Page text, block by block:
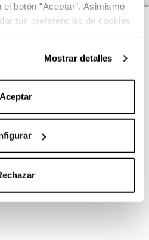
botón “Aceptar”. Asimismo
tus preferencias de cookies
cookies y sus derechos vea
.
Mostrar detalles
Aceptar
concesionario
en
Mercedes-